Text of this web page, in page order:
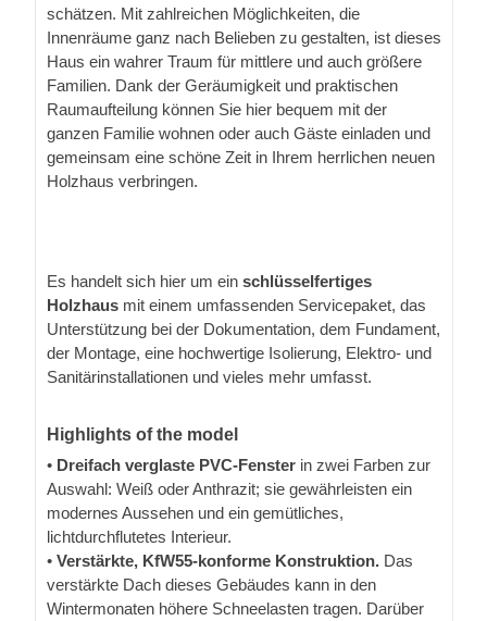
schätzen. Mit zahlreichen Möglichkeiten, die
Innenräume ganz nach Belieben zu gestalten, ist dieses
Haus ein wahrer Traum für mittlere und auch größere
Familien. Dank der Geräumigkeit und praktischen
Raumaufteilung können Sie hier bequem mit der
ganzen Familie wohnen oder auch Gäste einladen und
gemeinsam eine schöne Zeit in Ihrem herrlichen neuen
Holzhaus verbringen.
Es handelt sich hier um ein schlüsselfertiges
Holzhaus mit einem umfassenden Servicepaket, das
Unterstützung bei der Dokumentation, dem Fundament,
der Montage, eine hochwertige Isolierung, Elektro- und
Sanitärinstallationen und vieles mehr umfasst.
Highlights of the model
• Dreifach verglaste PVC-Fenster in zwei Farben zur
Auswahl: Weiß oder Anthrazit; sie gewährleisten ein
modernes Aussehen und ein gemütliches,
lichtdurchflutetes Interieur.
• Verstärkte, KfW55-konforme Konstruktion. Das
verstärkte Dach dieses Gebäudes kann in den
Wintermonaten höhere Schneelasten tragen. Darüber